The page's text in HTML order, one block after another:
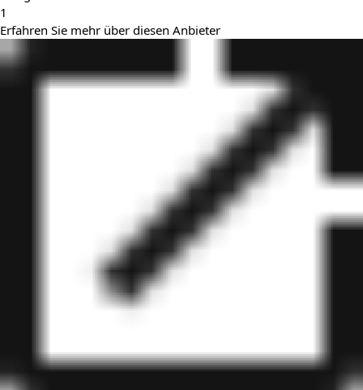
1
Erfahren Sie mehr über diesen Anbieter